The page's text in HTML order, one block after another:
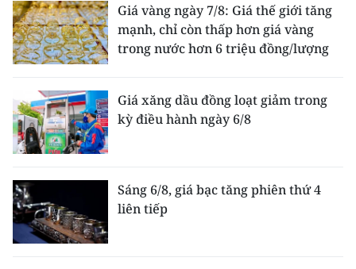
Giá vàng ngày 7/8: Giá thế giới tăng
mạnh, chỉ còn thấp hơn giá vàng
trong nước hơn 6 triệu đồng/lượng
Giá xăng dầu đồng loạt giảm trong
kỳ điều hành ngày 6/8
Sáng 6/8, giá bạc tăng phiên thứ 4
liên tiếp